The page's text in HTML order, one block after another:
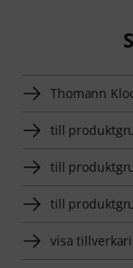
Thomann
till
till
till
visa